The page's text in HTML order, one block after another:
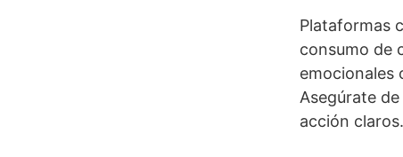
Plataformas
consumo de
emocionales
Asegúrate
acción claros.